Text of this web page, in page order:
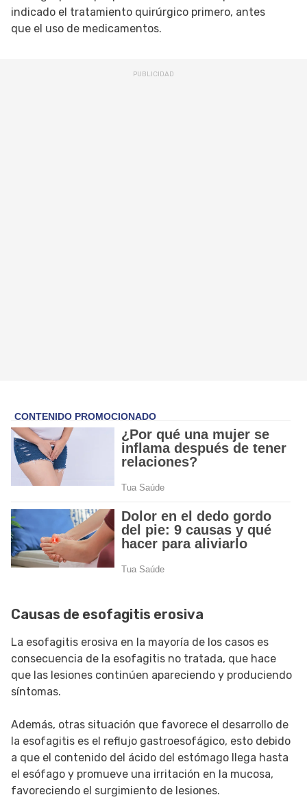
indicado el tratamiento quirúrgico primero, antes
que el uso de medicamentos.
Causas de esofagitis erosiva
La esofagitis erosiva en la mayoría de los casos es
consecuencia de la esofagitis no tratada, que hace
que las lesiones continúen apareciendo y produciendo
síntomas.
Además, otras situación que favorece el desarrollo de
la esofagitis es el reflujo gastroesofágico, esto debido
a que el contenido del ácido del estómago llega hasta
el esófago y promueve una irritación en la mucosa,
favoreciendo el surgimiento de lesiones.